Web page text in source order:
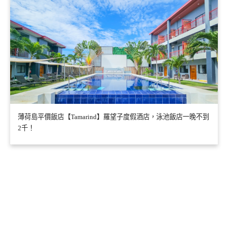
薄荷島平價飯店【Tamarind】羅望子度假酒店，泳池飯店一晚不到
2千！